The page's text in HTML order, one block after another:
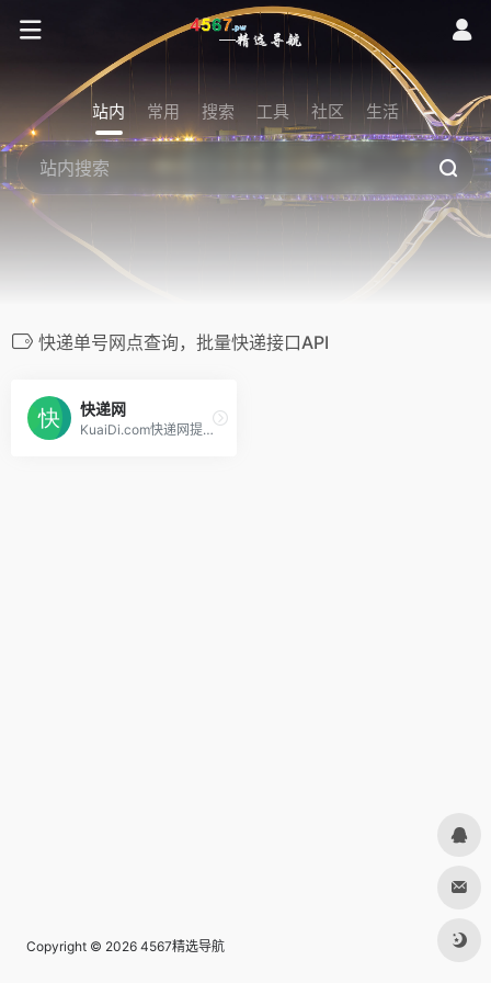
站内 常用 搜索 工具 社区 生活
快递单号网点查询，批量快递接口API
快递网
KuaiDi.com快递网提供专业快递查询接口API，一键查询顺丰、申通、圆通、韵达、汇通、天天、德邦、中通、宅急送、快捷、信丰、邮政包裹、挂号信及EMS等常见物流单号！
Copyright © 2026 4567精选导航